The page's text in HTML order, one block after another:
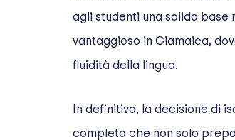
agli studenti una solida
vantaggioso in Giamaica,
fluidità della lingua.
In definitiva, la decisione di
completa che non solo